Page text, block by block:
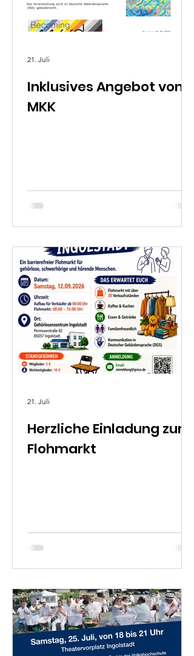
Inklusives Angebot vom
MKK
21. Juli
Herzliche Einladung zum
Flohmarkt
21. Juli